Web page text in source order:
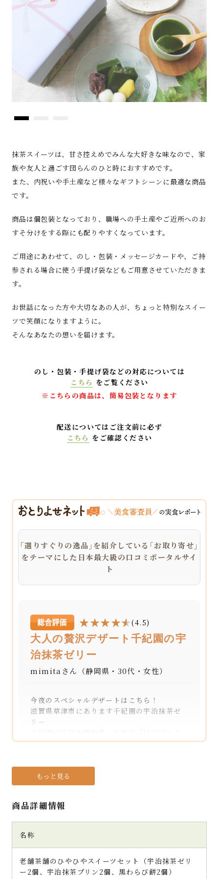
抹茶スイーツは、甘さ控えめでみんな大好きな味なので、家
族や友人と過ごす団らんのひと時におすすめです。
また、内祝いや手土産など様々なギフトシーンに最適な商品
です。
商品は個包装となっており、職場への手土産やご近所へのお
すそ分けをする際にも配りやすくなっています。
ご用途にあわせて、のし・包装・メッセージカードや、ご持
参される場合に使う手提げ袋などもご用意させていただきま
す。
お世話になった方や大切なあの人が、ちょっと特別なスイー
ツで笑顔になりますように。
そんなあなたの想いを届けます。
のし・包装・手提げ袋などの対応については
こちら をご覧ください
※こちらの商品は、簡易包装となります
配送についてはご注文前に必ず
こちら をご確認ください
｢選りすぐりの逸品｣を紹介している｢お取り寄せ｣
をテーマにした日本最大級の口コミポータルサイ
ト
大人の贅沢デザート千紀園の宇
治抹茶ゼリー
mimitaさん（静岡県・30代・女性）
(4.5)
今夜のスペシャルデザートはこちら！
滋賀県草津市にあります千紀園の宇治抹茶ゼ
リー
『日経新聞』『本当にうまいお取り寄せグル
煎茶や抹茶などの茶葉だけでなく、お茶を使
ったスイーツや食品、茶道具なども取り扱う、
老舗のお茶屋さんです。
茶葉を模したと思われる抹茶色でモダンなデ
【宇治抹茶ゼリー】
カップの横から覗くと濃いグリーンの抹茶ゼ
リーとコロンとした栗、あんこや白玉がギッ
シリ見えます
もっと見る
商品詳細情報
名称
老舗茶舗のひやひやスイーツセット（宇治抹茶ゼリ
ー2個、宇治抹茶プリン2個、黒わらび餅2個）